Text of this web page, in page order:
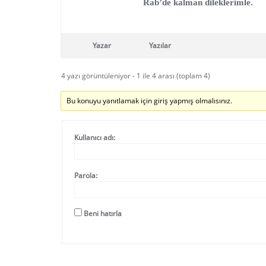
Rab’de kalman dileklerimle.
Yazar Yazılar
4 yazı görüntüleniyor - 1 ile 4 arası (toplam 4)
Bu konuyu yanıtlamak için giriş yapmış olmalısınız.
Kullanıcı adı:
Parola:
Beni hatırla